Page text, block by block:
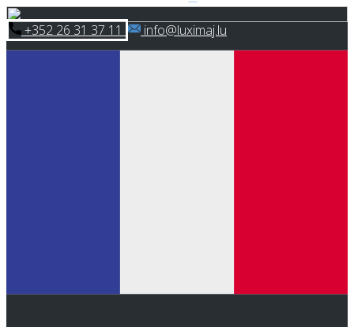
Skip
to
content
​+352 26 31 37 11 ​info@luximaj.lu